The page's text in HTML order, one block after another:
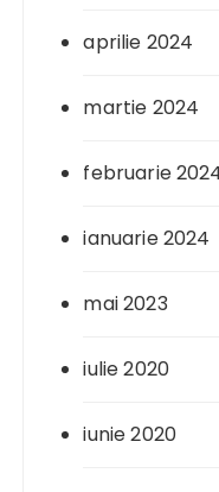
aprilie 2024
martie 2024
februarie
ianuarie 2024
mai 2023
iulie 2020
iunie 2020